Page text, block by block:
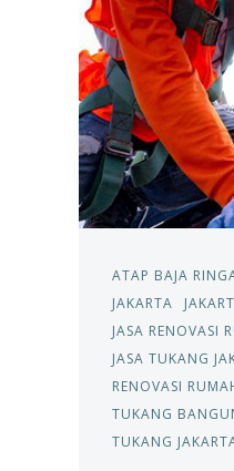
ATAP BAJA
JAKARTA
JASA RENOVASI
JASA TUKANG
RENOVASI
TUKANG
TUKANG